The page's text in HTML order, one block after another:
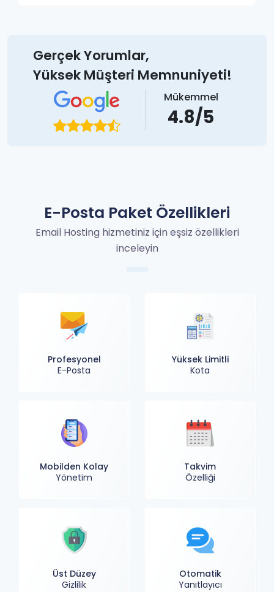
Gerçek Yorumlar,
Yüksek Müşteri Memnuniyeti!
Mükemmel
4.8/5
E-Posta Paket Özellikleri
Email Hosting hizmetiniz için eşsiz özellikleri
inceleyin
Profesyonel
E-Posta
Yüksek Limitli
Kota
Mobilden Kolay
Yönetim
Takvim
Özelliği
Üst Düzey
Gizlilik
Otomatik
Yanıtlayıcı